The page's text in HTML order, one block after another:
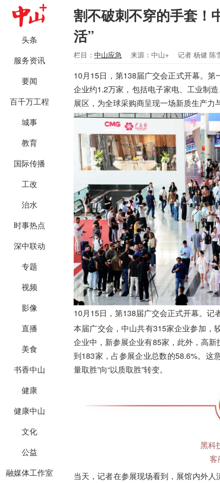
头条
服务资讯
要闻
百千万工程
城事
教育
国际传播
工改
治水
时事热点
深中联动
专题
视频
影像
直播
美食
书香中山
健康
健康中山
文化
公益
融媒体工作室
割不破刺不穿的手套！
活”
栏目： 中山应急 来源：中山+ 记者 杨健 陈
10月15日，第138届广交会正式开幕。第
企业约1.2万家，包括电子家电、工业制
展区，为全球采购商呈现一场新质生产
10月15日，第138届广交会正式开幕。记
本届广交会，中山共有315家企业参加，
企业中，新参展企业有85家，此外，高
到183家，占参展企业总数的58.6%。这
量取胜”向“以质取胜”转变。
黑科
客
当天，记者在参展现场看到，展馆内外